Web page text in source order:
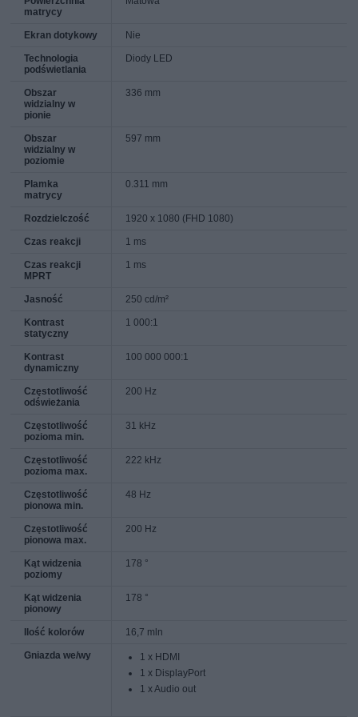
matrycy
Ekran dotykowy Nie
Technologia
podświetlania
Diody LED
Obszar
widzialny w
pionie
336 mm
Obszar
widzialny w
poziomie
597 mm
Plamka
matrycy
0.311 mm
Rozdzielczość 1920 x 1080 (FHD 1080)
Czas reakcji 1 ms
Czas reakcji
MPRT
1 ms
Jasność 250 cd/m²
Kontrast
statyczny
1 000:1
Kontrast
dynamiczny
100 000 000:1
Częstotliwość
odświeżania
200 Hz
Częstotliwość
pozioma min.
31 kHz
Częstotliwość
pozioma max.
222 kHz
Częstotliwość
pionowa min.
48 Hz
Częstotliwość
pionowa max.
200 Hz
Kąt widzenia
poziomy
178 °
Kąt widzenia
pionowy
178 °
Ilość kolorów 16,7 mln
Gniazda we/wy
1 x HDMI
1 x DisplayPort
1 x Audio out